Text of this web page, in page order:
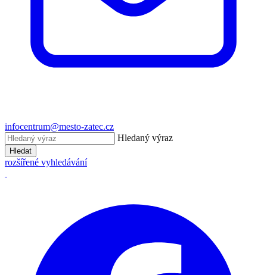
infocentrum@mesto-zatec.cz
Hledaný výraz
Hledat
rozšířené vyhledávání